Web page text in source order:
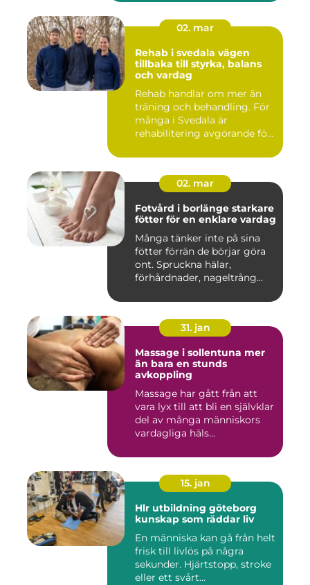
02. mar
Rehab i svedala vägen
tillbaka till styrka, balans
och vardag
Rehab handlar om mer än
träning och behandling. För
många i Svedala är
rehabilitering avgörande för
02. mar
Fotvård i borlänge starkare
fötter för en enklare vardag
Många tänker inte på sina
fötter förrän de börjar göra
ont. Spruckna hälar,
förhårdnader, nageltrång...
31. jan
Massage i sollentuna mer
än bara en stunds
avkoppling
Massage har gått från att
vara lyx till att bli en självklar
del av många människors
vardagliga häls...
15. jan
Hlr utbildning göteborg
kunskap som räddar liv
En människa kan gå från helt
frisk till livlös på några
sekunder. Hjärtstopp, stroke
eller ett svårt...